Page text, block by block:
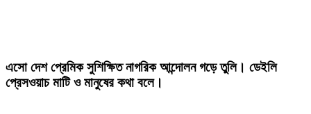
এসো দেশ প্রেমিক সুশিক্ষিত নাগরিক আন্দোলন গড়ে তুলি। ডেইলি
প্রেসওয়াচ মাটি ও মানুষের কথা বলে।